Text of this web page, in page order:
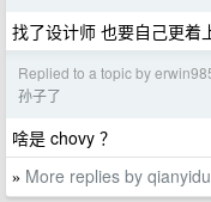
找了设计师 也要自己更着
Replied to a topic by
孙子了
啥是 chovy ？
» More replies by